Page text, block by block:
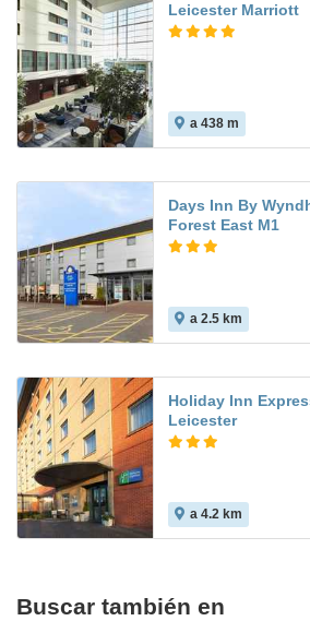
Leicester Marriott
a 438 m
Days Inn By
Forest East M1
a 2.5 km
Holiday Inn
Leicester
a 4.2 km
Buscar también en